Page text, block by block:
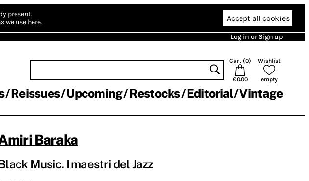
present.
we use here. Accept all cookies
Log in or Sign up
Cart (0)
€0.00
Wishlist
empty
Reissues Upcoming Restocks Editorial Vintage
Baraka
Music. I maestri del Jazz